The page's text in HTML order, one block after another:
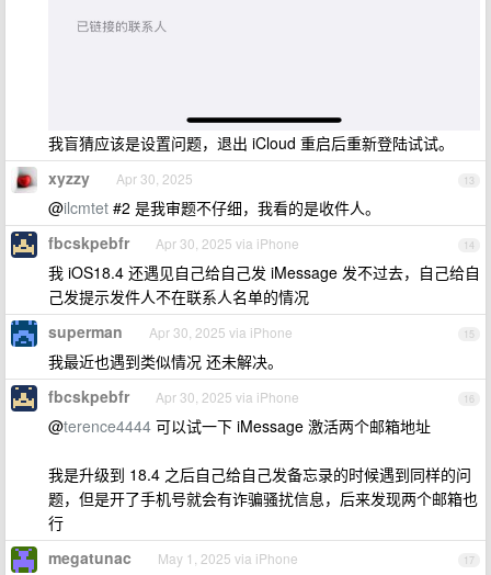
我盲猜应该是设置问题，退出 iCloud 重启后重新登陆试试。
13
xyzzy Apr 30, 2025
@ilcmtet #2 是我审题不仔细，我看的是收件人。
14
fbcskpebfr Apr 30, 2025 via iPhone
我 iOS18.4 还遇见自己给自己发 iMessage 发不过去，自己给自
己发提示发件人不在联系人名单的情况
15
superman Apr 30, 2025 via iPhone
我最近也遇到类似情况 还未解决。
16
fbcskpebfr Apr 30, 2025 via iPhone
@terence4444 可以试一下 iMessage 激活两个邮箱地址
我是升级到 18.4 之后自己给自己发备忘录的时候遇到同样的问
题，但是开了手机号就会有诈骗骚扰信息，后来发现两个邮箱也
行
17
megatunac May 1, 2025 via iPhone